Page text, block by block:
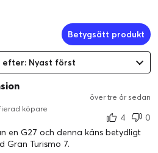
och ännu större realism;
GT EDITION pedalset, med tre
i 100 % metall. Gas- och
i höjd och avstånd.
mindre än en äkta borstlös
servomotor (med friktionsfri
Betygsätt produkt
efter: Nyast först
över tre år sedan
köpare
4
0
en G27 och denna käns betydligt
Gran Turismo 7.